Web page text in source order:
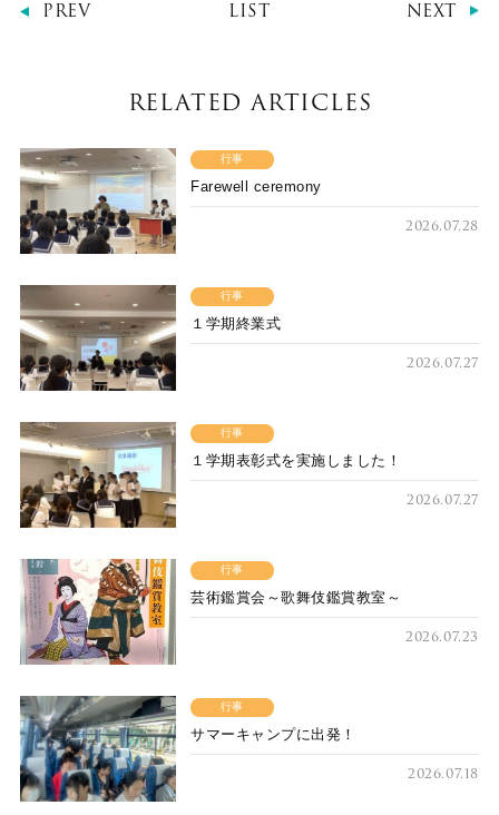
PREV LIST NEXT
RELATED ARTICLES
行事
Farewell ceremony
2026.07.28
行事
１学期終業式
2026.07.27
行事
１学期表彰式を実施しました！
2026.07.27
行事
芸術鑑賞会～歌舞伎鑑賞教室～
2026.07.23
行事
サマーキャンプに出発！
2026.07.18